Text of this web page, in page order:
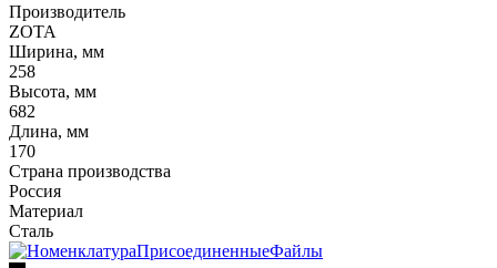
Производитель
ZOTA
Ширина, мм
258
Высота, мм
682
Длина, мм
170
Страна производства
Россия
Материал
Сталь